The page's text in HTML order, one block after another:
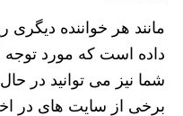
مانند هر خواننده دیگری
داده است که مورد توجه
شما نیز می توانید در
برخی از سایت های در